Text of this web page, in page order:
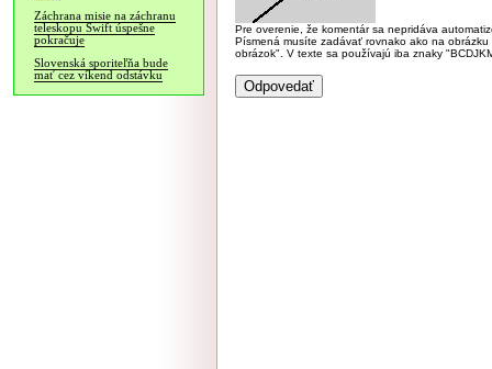
Záchrana misie na záchranu
teleskopu Swift úspešne
pokračuje
Slovenská sporiteľňa bude
mať cez víkend odstávku
Pre overenie, že komentár sa nepridáva
Písmená musíte zadávať rovnako ako na
obrázok". V texte sa používajú iba znaky